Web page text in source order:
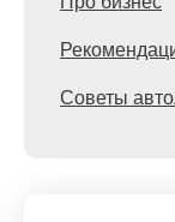
Советы